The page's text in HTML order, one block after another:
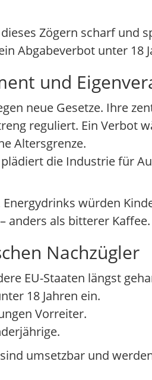
Zögern scharf und
Abgabeverbot unter 18
und
neue Gesetze. Ihre
reguliert. Ein Verbot
Altersgrenze.
die Industrie für
würden
anders als bitterer Kaffee.
Nachzügler
EU-Staaten längst
18 Jahren ein.
Vorreiter.
umsetzbar und